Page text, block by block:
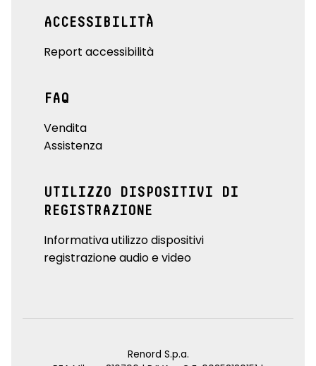
ACCESSIBILITÀ
Report accessibilità
FAQ
Vendita
Assistenza
UTILIZZO DISPOSITIVI DI
REGISTRAZIONE
Informativa utilizzo dispositivi
registrazione audio e video
Renord S.p.a.